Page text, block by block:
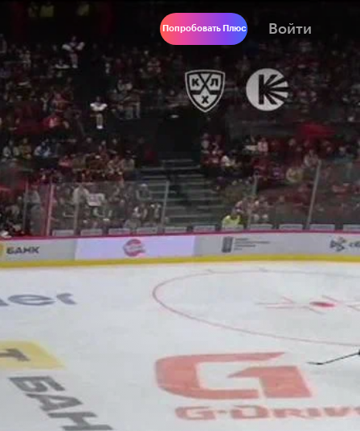
Попробовать Плюс Войти